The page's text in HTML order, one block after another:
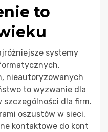
to
systemy
nieautoryzowanych
to wyzwanie dla
szczególności dla firm.
oszustów w sieci,
kontaktowe do kont